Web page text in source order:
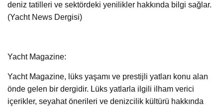
deniz tatilleri ve sektördeki yenilikler hakkında bilgi sağlar.
(Yacht News Dergisi)
Yacht Magazine:
Yacht Magazine, lüks yaşamı ve prestijli yatları konu alan
önde gelen bir dergidir. Lüks yatlarla ilgili ilham verici
içerikler, seyahat önerileri ve denizcilik kültürü hakkında